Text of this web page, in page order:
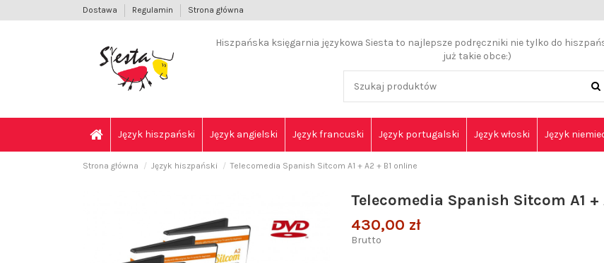
Dostawa Regulamin Strona główna
Hiszpańska księgarnia językowa Siesta to najlepsze podręczniki nie tylko do
już takie obce:)
Język hiszpański Język angielski Język francuski Język portugalski Język włoski Język
Strona główna Język hiszpański Telecomedia Spanish Sitcom A1 + A2 + B1 online
Telecomedia Spanish Sitcom A1 +
430,00 zł
Brutto